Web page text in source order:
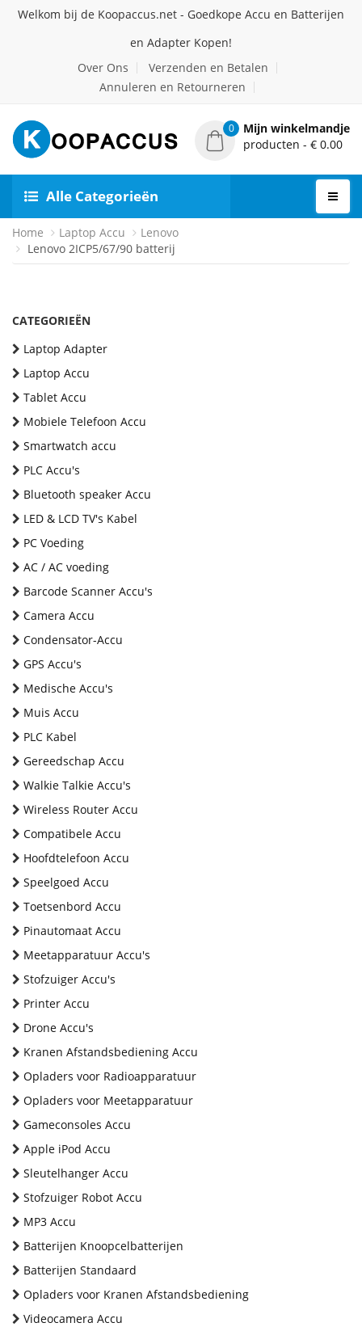
Welkom bij de Koopaccus.net - Goedkope Accu en Batterijen
en Adapter Kopen!
Over Ons
Verzenden en Betalen
Annuleren en Retourneren
0
Mijn winkelmandje
producten - € 0.00
Alle Categorieën
Home Laptop Accu
Lenovo
Lenovo 2ICP5/67/90 batterij
CATEGORIEËN
Laptop Adapter
Laptop Accu
Tablet Accu
Mobiele Telefoon Accu
Smartwatch accu
PLC Accu's
Bluetooth speaker Accu
LED & LCD TV's Kabel
PC Voeding
AC / AC voeding
Barcode Scanner Accu's
Camera Accu
Condensator-Accu
GPS Accu's
Medische Accu's
Muis Accu
PLC Kabel
Gereedschap Accu
Walkie Talkie Accu's
Wireless Router Accu
Compatibele Accu
Hoofdtelefoon Accu
Speelgoed Accu
Toetsenbord Accu
Pinautomaat Accu
Meetapparatuur Accu's
Stofzuiger Accu's
Printer Accu
Drone Accu's
Kranen Afstandsbediening Accu
Opladers voor Radioapparatuur
Opladers voor Meetapparatuur
Gameconsoles Accu
Apple iPod Accu
Sleutelhanger Accu
Stofzuiger Robot Accu
MP3 Accu
Batterijen Knoopcelbatterijen
Batterijen Standaard
Opladers voor Kranen Afstandsbediening
Videocamera Accu